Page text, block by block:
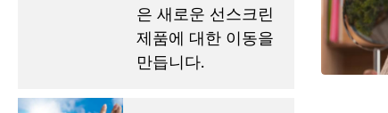
은 새로운 선스크린
제품에 대한 이동을
만듭니다.